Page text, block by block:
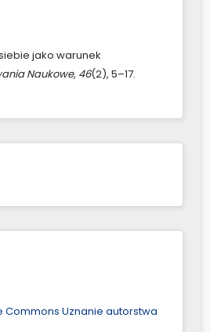
jako warunek
Naukowe, 46(2), 5–17.
Commons Uznanie autorstwa